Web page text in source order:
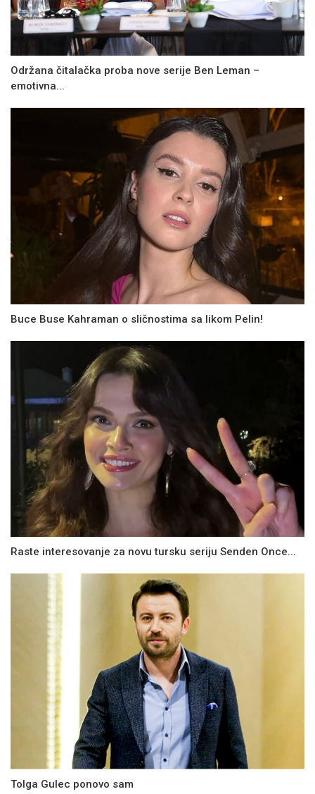
Održana čitalačka proba nove serije Ben Leman –
emotivna...
Buce Buse Kahraman o sličnostima sa likom Pelin!
Raste interesovanje za novu tursku seriju Senden Once...
Tolga Gulec ponovo sam